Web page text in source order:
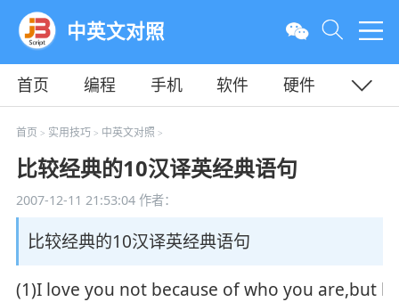
中英文对照
首页 编程 手机 软件
硬件
教程
平面 服务器
首页 > 实用技巧 > 中英文对照 >
比较经典的10汉译英经典语句
2007-12-11 21:53:04作者：
比较经典的10汉译英经典语句
(1)I love you not because of who you are,but